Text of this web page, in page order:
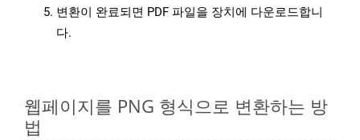
변환이 완료되면 PDF 파일을 장치에 다운로드합니
다.
웹페이지를 PNG 형식으로 변환하는 방
법